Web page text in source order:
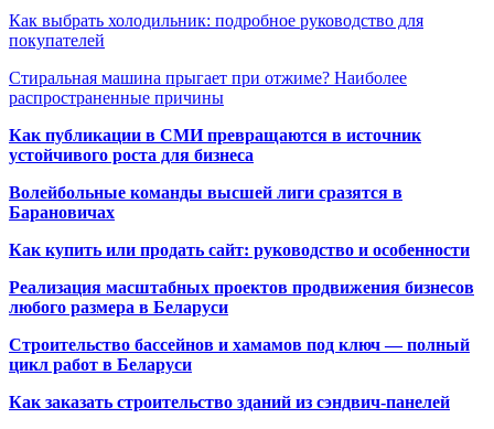
Как выбрать холодильник: подробное руководство для
покупателей
Стиральная машина прыгает при отжиме? Наиболее
распространенные причины
Как публикации в СМИ превращаются в источник
устойчивого роста для бизнеса
Волейбольные команды высшей лиги сразятся в
Барановичах
Как купить или продать сайт: руководство и особенности
Реализация масштабных проектов продвижения бизнесов
любого размера в Беларуси
Строительство бассейнов и хамамов под ключ — полный
цикл работ в Беларуси
Как заказать строительство зданий из сэндвич-панелей